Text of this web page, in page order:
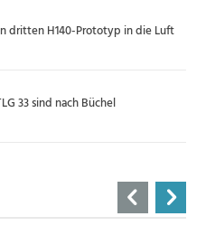
dritten H140-Prototyp in die Luft
33 sind nach Büchel